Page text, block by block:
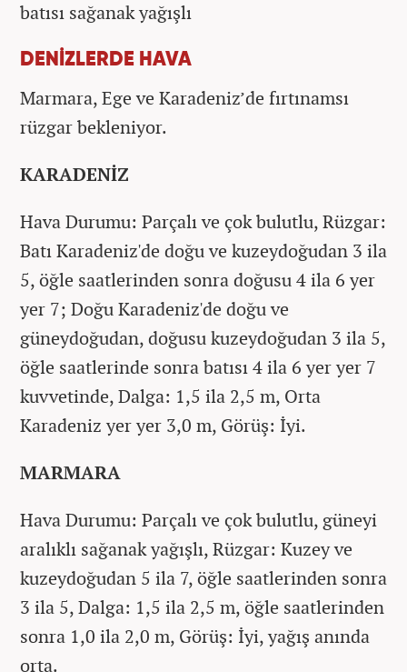
batısı sağanak yağışlı
DENİZLERDE HAVA
Marmara, Ege ve Karadeniz’de fırtınamsı
rüzgar bekleniyor.
KARADENİZ
Hava Durumu: Parçalı ve çok bulutlu, Rüzgar:
Batı Karadeniz'de doğu ve kuzeydoğudan 3 ila
5, öğle saatlerinden sonra doğusu 4 ila 6 yer
yer 7; Doğu Karadeniz'de doğu ve
güneydoğudan, doğusu kuzeydoğudan 3 ila 5,
öğle saatlerinde sonra batısı 4 ila 6 yer yer 7
kuvvetinde, Dalga: 1,5 ila 2,5 m, Orta
Karadeniz yer yer 3,0 m, Görüş: İyi.
MARMARA
Hava Durumu: Parçalı ve çok bulutlu, güneyi
aralıklı sağanak yağışlı, Rüzgar: Kuzey ve
kuzeydoğudan 5 ila 7, öğle saatlerinden sonra
3 ila 5, Dalga: 1,5 ila 2,5 m, öğle saatlerinden
sonra 1,0 ila 2,0 m, Görüş: İyi, yağış anında
orta.